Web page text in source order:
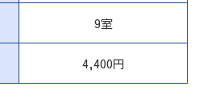
9室
4,400円